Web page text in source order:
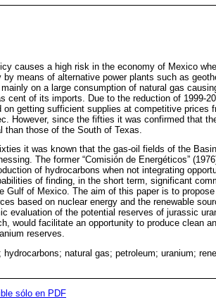
causes a high risk in the economy of Mexico
means of alternative power plants such as
on a large consumption of natural gas
cent of its imports. Due to the reduction of 1999-
on getting sufficient supplies at competitive prices
However, since the fifties it was confirmed that
than those of the South of Texas.
it was known that the gas-oil fields of the
The former “Comisión de Energéticos”
of hydrocarbons when not integrating
of finding, in the short term, significant
Gulf of Mexico. The aim of this paper is to
based on nuclear energy and the renewable
evaluation of the potential reserves of jurassic
would facilitate an opportunity to produce clean
reserves.
hydrocarbons; natural gas; petroleum; uranium;
sólo en PDF